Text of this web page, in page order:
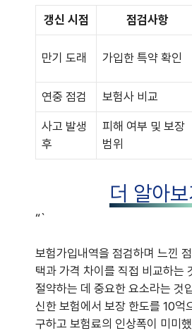
갱신 시점 점검사항
만기 도래 가입한 특약 확인
연중 점검 보험사 비교
사고 발생
후
피해 여부 및 보장
범위
더 알아보
“`
보험가입내역을 점검하며 느낀
택과 가격 차이를 직접 비교하는
절약하는 데 중요한 요소라는 것
신한 보험에서 보장 한도를 10억
구하고 보험료의 인상폭이 미미